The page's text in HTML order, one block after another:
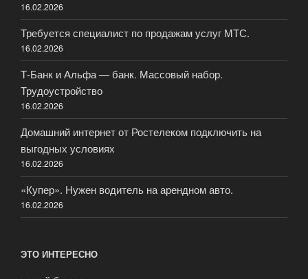
16.02.2026
Требуется специалист по продажам услуг МТС.
16.02.2026
Т-Банк и Альфа — банк. Массовый набор.
Трудоустройство
16.02.2026
Домашний интернет от Ростелеком подключить на
выгодных условиях
16.02.2026
«Купер». Нужен водитель на арендном авто.
16.02.2026
ЭТО ИНТЕРЕСНО